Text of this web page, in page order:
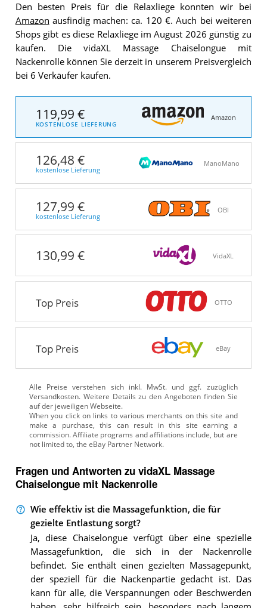
Den besten Preis für die Relaxliege konnten wir bei
Amazon ausfindig machen: ca. 120 €. Auch bei weiteren
Shops gibt es diese Relaxliege im August 2026 günstig zu
kaufen. Die vidaXL Massage Chaiselongue mit
Nackenrolle können Sie derzeit in unserem Preisvergleich
bei 6 Verkäufer kaufen.
119,99 €
KOSTENLOSE LIEFERUNG
Amazon
126,48 €
kostenlose Lieferung
ManoMano
127,99 €
kostenlose Lieferung
OBI
130,99 € VidaXL
Top Preis OTTO
Top Preis eBay
Alle Preise verstehen sich inkl. MwSt. und ggf. zuzüglich
Versandkosten. Weitere Details zu den Angeboten finden Sie
auf der jeweiligen Webseite.
Fragen und Antworten zu vidaXL Massage
Chaiselongue mit Nackenrolle
Wie effektiv ist die Massagefunktion, die für
gezielte Entlastung sorgt?
Ja, diese Chaiselongue verfügt über eine spezielle
Massagefunktion, die sich in der Nackenrolle
befindet. Sie enthält einen gezielten Massagepunkt,
der speziell für die Nackenpartie gedacht ist. Das
kann für alle, die Verspannungen oder Beschwerden